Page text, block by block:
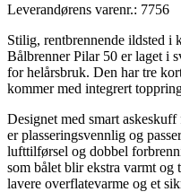
Leverandørens varenr.: 7756
Stilig, rentbrennende ildsted i
Bålbrenner Pilar 50 er laget i
for helårsbruk. Den har tre
kommer med integrert
Designet med smart
er plasseringsvennlig og
lufttilførsel og dobbel
som bålet blir ekstra varmt
lavere overflatevarme og et